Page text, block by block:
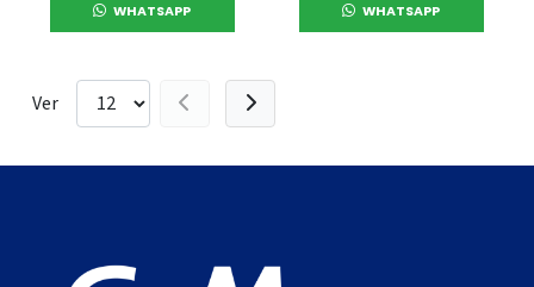
WHATSAPP WHATSAPP
Ver